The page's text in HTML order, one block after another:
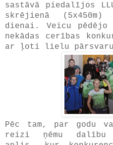
sastāvā piedalījos
skrējienā
dienai. Veicu
nekādas cerības
ar ļoti lielu
Pēc tam, par godu
reizi ņēmu dalību